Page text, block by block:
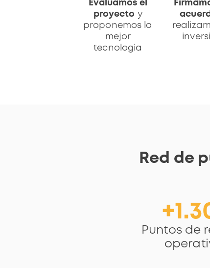
Evaluamos el
proyecto y
proponemos la
mejor
tecnologia
Red de
Puntos de